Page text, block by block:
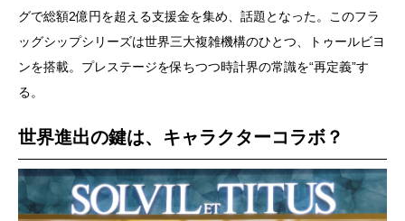
グで総額2億円を超える支援金を集め、話題となった。このフラ
ッグシップシリーズは世界三大複雑機構のひとつ、トゥールビヨ
ンを搭載。プレステージを保ちつつ時計界の常識を“再定義”す
る。
世界進出の鍵は、キャラクターコラボ？